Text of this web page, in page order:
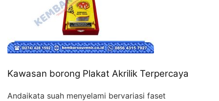
Kawasan borong Plakat Akrilik Terpercaya
Andaikata suah menyelami bervariasi faset